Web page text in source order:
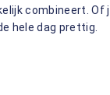
combineert. Of
hele dag prettig.